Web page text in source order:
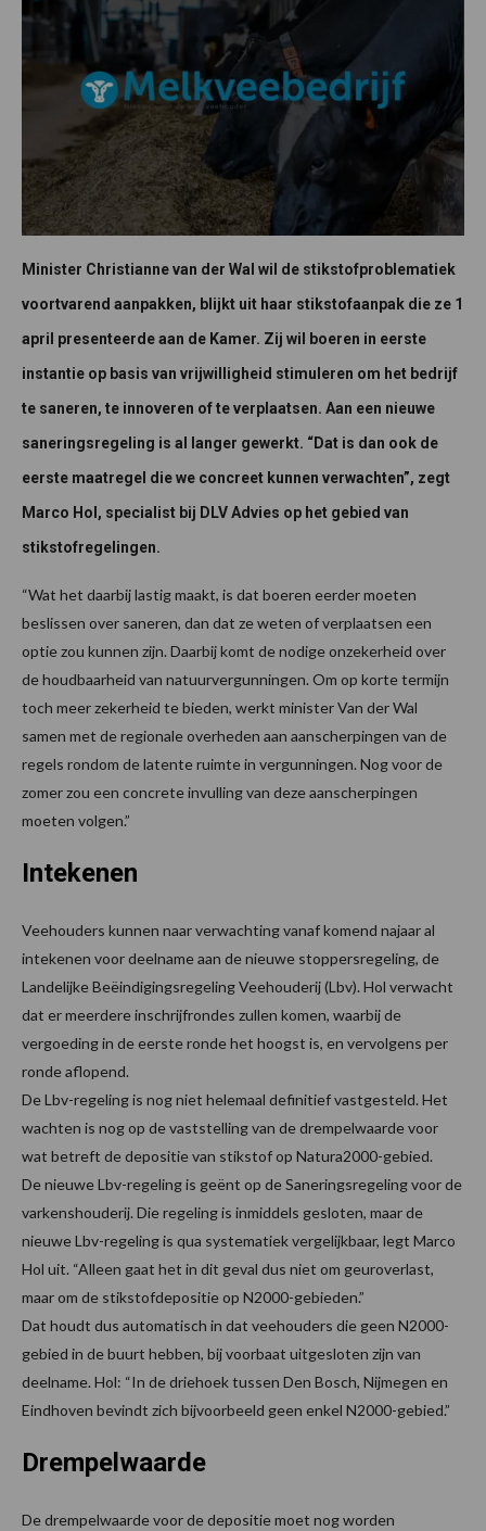
Minister Christianne van der Wal wil de stikstofproblematiek
voortvarend aanpakken, blijkt uit haar stikstofaanpak die ze 1
april presenteerde aan de Kamer. Zij wil boeren in eerste
instantie op basis van vrijwilligheid stimuleren om het bedrijf
te saneren, te innoveren of te verplaatsen. Aan een nieuwe
saneringsregeling is al langer gewerkt. “Dat is dan ook de
eerste maatregel die we concreet kunnen verwachten”, zegt
Marco Hol, specialist bij DLV Advies op het gebied van
stikstofregelingen.
“Wat het daarbij lastig maakt, is dat boeren eerder moeten
beslissen over saneren, dan dat ze weten of verplaatsen een
optie zou kunnen zijn. Daarbij komt de nodige onzekerheid over
de houdbaarheid van natuurvergunningen. Om op korte termijn
toch meer zekerheid te bieden, werkt minister Van der Wal
samen met de regionale overheden aan aanscherpingen van de
regels rondom de latente ruimte in vergunningen. Nog voor de
zomer zou een concrete invulling van deze aanscherpingen
moeten volgen.”
Intekenen
Veehouders kunnen naar verwachting vanaf komend najaar al
intekenen voor deelname aan de nieuwe stoppersregeling, de
Landelijke Beëindigingsregeling Veehouderij (Lbv). Hol verwacht
dat er meerdere inschrijfrondes zullen komen, waarbij de
vergoeding in de eerste ronde het hoogst is, en vervolgens per
ronde aflopend.
De Lbv-regeling is nog niet helemaal definitief vastgesteld. Het
wachten is nog op de vaststelling van de drempelwaarde voor
wat betreft de depositie van stikstof op Natura2000-gebied.
De nieuwe Lbv-regeling is geënt op de Saneringsregeling voor de
varkenshouderij. Die regeling is inmiddels gesloten, maar de
nieuwe Lbv-regeling is qua systematiek vergelijkbaar, legt Marco
Hol uit. “Alleen gaat het in dit geval dus niet om geuroverlast,
maar om de stikstofdepositie op N2000-gebieden.”
Dat houdt dus automatisch in dat veehouders die geen N2000-
gebied in de buurt hebben, bij voorbaat uitgesloten zijn van
deelname. Hol: “In de driehoek tussen Den Bosch, Nijmegen en
Eindhoven bevindt zich bijvoorbeeld geen enkel N2000-gebied.”
Drempelwaarde
De drempelwaarde voor de depositie moet nog worden